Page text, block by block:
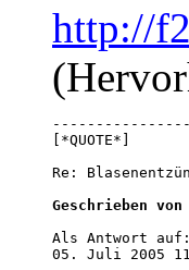
http://
Re:
Geschrieben
Als Antwort auf:
05. Juli 2005